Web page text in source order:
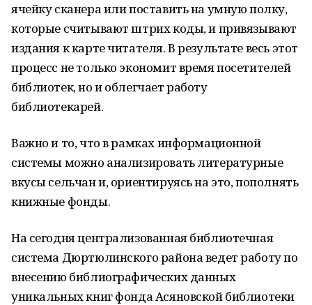
ячейку сканера или поставить на умную полку,
которые считывают штрих коды, и привязывают
издания к карте читателя. В результате весь этот
процесс не только экономит время посетителей
библиотек, но и облегчает работу
библиотекарей.
Важно и то, что в рамках информационной
системы можно анализировать литературные
вкусы сельчан и, ориентируясь на это, пополнять
книжные фонды.
На сегодня централизованная библиотечная
система Дюртюлинского района ведет работу по
внесению библиографических данных
уникальных книг фонда Асяновской библиотеки